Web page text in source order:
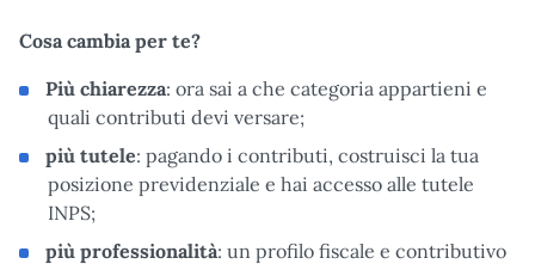
Cosa cambia per te?
Più chiarezza: ora sai a che categoria appartieni e
quali contributi devi versare;
più tutele: pagando i contributi, costruisci la tua
posizione previdenziale e hai accesso alle tutele
INPS;
più professionalità: un profilo fiscale e contributivo